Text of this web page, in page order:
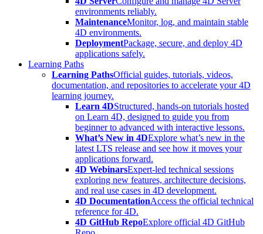
environments reliably.
MaintenanceMonitor, log, and maintain stable
4D environments.
DeploymentPackage, secure, and deploy 4D
applications safely.
Learning Paths
Learning PathsOfficial guides, tutorials, videos,
documentation, and repositories to accelerate your 4D
learning journey.
Learn 4DStructured, hands-on tutorials hosted
on Learn 4D, designed to guide you from
beginner to advanced with interactive lessons.
What’s New in 4DExplore what’s new in the
latest LTS release and see how it moves your
applications forward.
4D WebinarsExpert-led technical sessions
exploring new features, architecture decisions,
and real use cases in 4D development.
4D DocumentationAccess the official technical
reference for 4D.
4D GitHub RepoExplore official 4D GitHub